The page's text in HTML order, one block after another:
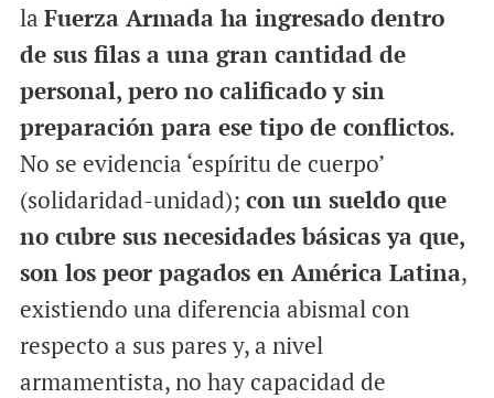
la Fuerza Armada ha ingresado dentro
de sus filas a una gran cantidad de
personal, pero no calificado y sin
preparación para ese tipo de conflictos.
No se evidencia ‘espíritu de cuerpo’
(solidaridad-unidad); con un sueldo que
no cubre sus necesidades básicas ya que,
son los peor pagados en América Latina,
existiendo una diferencia abismal con
respecto a sus pares y, a nivel
armamentista, no hay capacidad de